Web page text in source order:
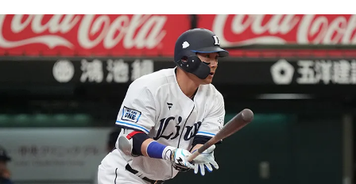
HOME
動画
日程・結果
順位表･成績